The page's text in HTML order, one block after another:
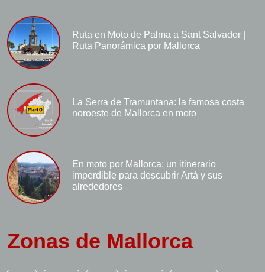
Ruta en Moto de Palma a Sant Salvador |
Ruta Panorámica por Mallorca
La Serra de Tramuntana: la famosa costa
noroeste de Mallorca en moto
En moto por Mallorca: un itinerario
imperdible para descubrir Artà y sus
alrededores
Zonas de Mallorca